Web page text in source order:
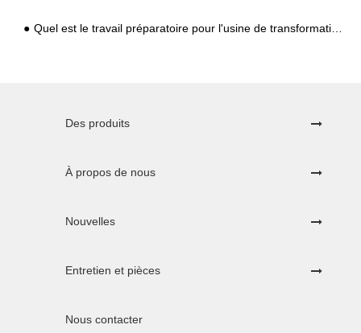
Quel est le travail préparatoire pour l'usine de transformation de la farine de manioc ?
Des produits
À propos de nous
Nouvelles
Entretien et pièces
Nous contacter